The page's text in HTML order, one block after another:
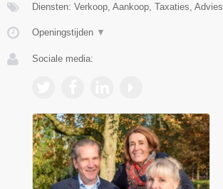
Diensten: Verkoop, Aankoop, Taxaties, Advies
Openingstijden ▼
Sociale media: